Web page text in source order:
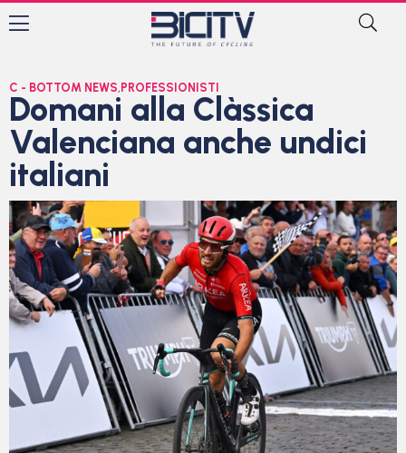
C - BOTTOM NEWS, PROFESSIONISTI
Domani alla Clàssica
Valenciana anche undici
italiani